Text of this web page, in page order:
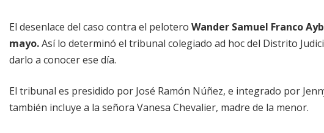
El desenlace del caso contra el pelotero Wander Samuel Franco
mayo.Así lo determinó el tribunal colegiado ad hoc del Distrito
darlo a conocer ese día.
El tribunal es presidido por José Ramón Núñez, e integrado por
también incluye a la señora Vanesa Chevalier, madre de la menor.